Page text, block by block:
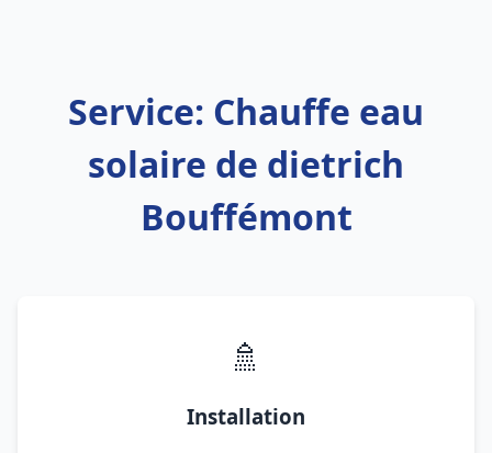
Service: Chauffe eau
solaire de dietrich
Bouffémont
🚿
Installation